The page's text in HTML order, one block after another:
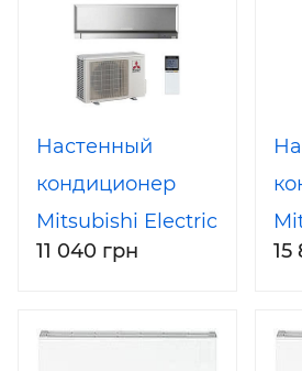
Настенный
кондиционер
Mitsubishi Electric
MSZ-
EF35VE
11 040 грн 15